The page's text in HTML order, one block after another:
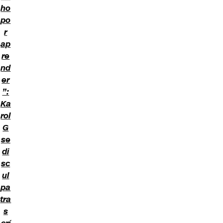
ho
po
r
ap
re
nd
er
”:
Ka
rol
G
se
di
sc
ul
pa
tra
s